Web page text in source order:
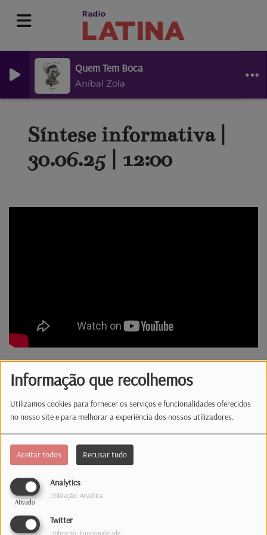
Informação que recolhemos
Utilizamos cookies para fornecer os serviços e funcionalidades oferecidos
no nosso site e para melhorar a experiência dos nossos utilizadores.
Aceitar todos Recusar tudo
Analytics
Ativado
Utilização: Analítica
Twitter
Utilização: Funcionalidade
Quem Tem Boca
Aníbal Zola
Síntese informativa |
30.06.25 | 12:00
A síntese informativa das 12:00 com a jornalista
Diana Alves
Comentários(0)
INICIAR SESSÃO